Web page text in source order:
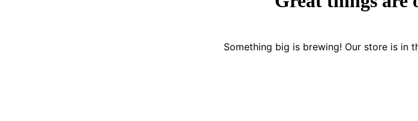
Something big is brewing! Our store is in